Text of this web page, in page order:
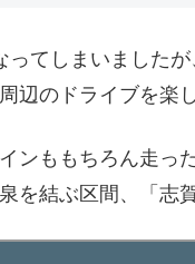
ってしまいました
辺のドライブを楽
ンももちろん走っ
を結ぶ区間、「志